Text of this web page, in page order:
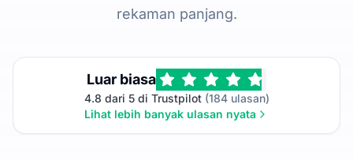
rekaman panjang.
Luar biasa
4.8 dari 5 di Trustpilot(184 ulasan)
Lihat lebih banyak ulasan nyata